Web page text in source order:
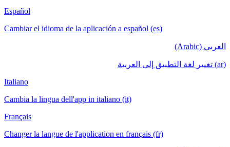
Español
Cambiar el idioma de la aplicación a español (es)
العربي (Arabic)
(ar) تغيير لغة التطبيق إلى العربية
Italiano
Cambia la lingua dell'app in italiano (it)
Français
Changer la langue de l'application en français (fr)